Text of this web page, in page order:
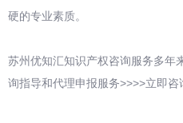
硬的专业素质。
苏州优知汇知识产权咨询服务多年
询指导和代理申报服务>>>>立即咨